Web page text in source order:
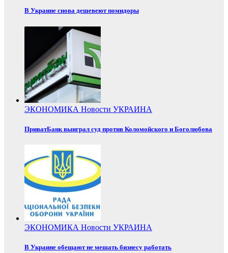
В Украине снова дешевеют помидоры
ЭКОНОМИКА Новости УКРАИНА
ПриватБанк выиграл суд против Коломойского и Боголюбова
ЭКОНОМИКА Новости УКРАИНА
В Украине обещают не мешать бизнесу работать